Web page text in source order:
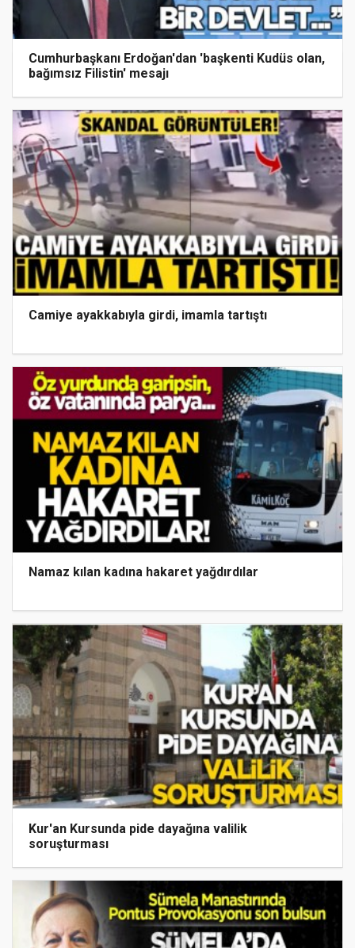
Cumhurbaşkanı Erdoğan'dan 'başkenti Kudüs olan,
bağımsız Filistin' mesajı
Camiye ayakkabıyla girdi, imamla tartıştı
Namaz kılan kadına hakaret yağdırdılar
Kur'an Kursunda pide dayağına valilik
soruşturması